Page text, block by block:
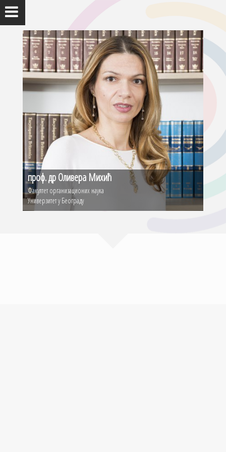
проф. др Оливера Михић
Факултет организационих наука
Универзитет у Београду